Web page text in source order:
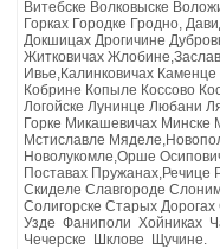
Витебске Волковыске
Горках Городке Гродно,
Докшицах Дрогичине
Житковичах
Ивье,Калинковичах
Кобрине Копыле Коссово
Логойске Лунинце Любани
Горке Микашевичах
Мстиславле
Новолукомле,Орше
Поставах Пружанах,Речице
Скиделе Славгороде
Солигорске Старых
Узде Фаниполи Хойниках
Чечерске Шклове Щучине.